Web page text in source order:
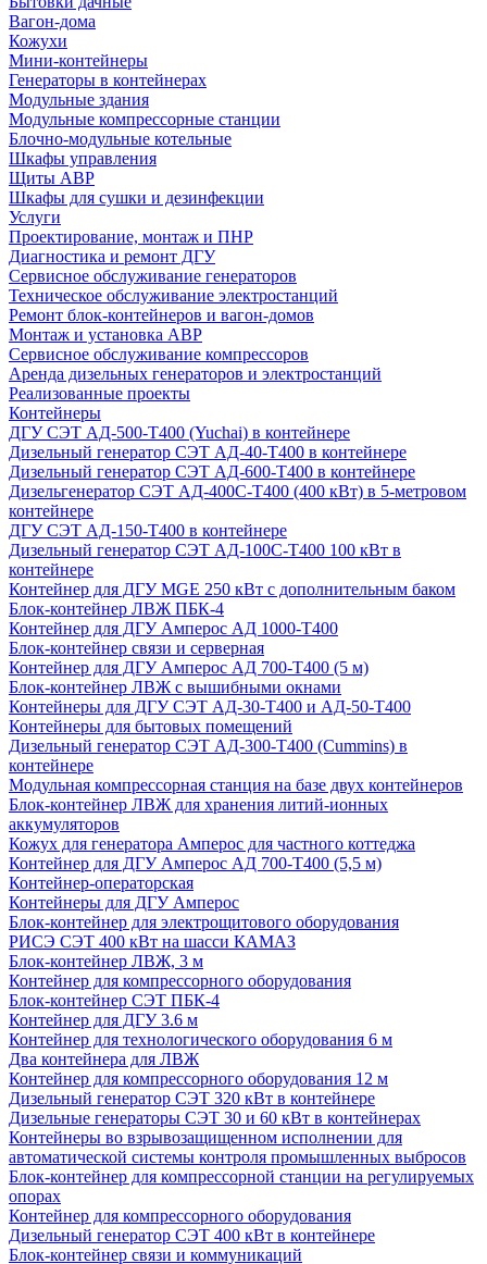
Вагон-дома
Кожухи
Мини-контейнеры
Генераторы в контейнерах
Модульные здания
Модульные компрессорные станции
Блочно-модульные котельные
Шкафы управления
Щиты АВР
Шкафы для сушки и дезинфекции
Услуги
Проектирование, монтаж и ПНР
Диагностика и ремонт ДГУ
Сервисное обслуживание генераторов
Техническое обслуживание электростанций
Ремонт блок-контейнеров и вагон-домов
Монтаж и установка АВР
Сервисное обслуживание компрессоров
Аренда дизельных генераторов и электростанций
Реализованные проекты
Контейнеры
ДГУ СЭТ АД-500-Т400 (Yuchai) в контейнере
Дизельный генератор СЭТ АД-40-Т400 в контейнере
Дизельный генератор СЭТ АД-600-Т400 в контейнере
Дизельгенератор СЭТ АД-400С-Т400 (400 кВт) в 5-метровом
контейнере
ДГУ СЭТ АД-150-Т400 в контейнере
Дизельный генератор СЭТ АД-100С-Т400 100 кВт в
контейнере
Контейнер для ДГУ MGE 250 кВт с дополнительным баком
Блок-контейнер ЛВЖ ПБК-4
Контейнер для ДГУ Амперос АД 1000-Т400
Блок-контейнер связи и серверная
Контейнер для ДГУ Амперос АД 700-Т400 (5 м)
Блок-контейнер ЛВЖ с вышибными окнами
Контейнеры для ДГУ СЭТ АД-30-Т400 и АД-50-Т400
Контейнеры для бытовых помещений
Дизельный генератор СЭТ АД-300-Т400 (Cummins) в
контейнере
Модульная компрессорная станция на базе двух контейнеров
Блок-контейнер ЛВЖ для хранения литий-ионных
аккумуляторов
Кожух для генератора Амперос для частного коттеджа
Контейнер для ДГУ Амперос АД 700-Т400 (5,5 м)
Контейнер-операторская
Контейнеры для ДГУ Амперос
Блок-контейнер для электрощитового оборудования
РИСЭ СЭТ 400 кВт на шасси КАМАЗ
Блок-контейнер ЛВЖ, 3 м
Контейнер для компрессорного оборудования
Блок-контейнер СЭТ ПБК-4
Контейнер для ДГУ 3.6 м
Контейнер для технологического оборудования 6 м
Два контейнера для ЛВЖ
Контейнер для компрессорного оборудования 12 м
Дизельный генератор СЭТ 320 кВт в контейнере
Дизельные генераторы СЭТ 30 и 60 кВт в контейнерах
Контейнеры во взрывозащищенном исполнении для
автоматической системы контроля промышленных выбросов
Блок-контейнер для компрессорной станции на регулируемых
опорах
Контейнер для компрессорного оборудования
Дизельный генератор СЭТ 400 кВт в контейнере
Блок-контейнер связи и коммуникаций